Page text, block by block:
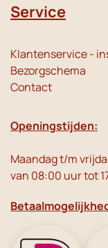
Service
Klantenservice -
Bezorgschema
Contact
Openingstijden:
Maandag t/m
van 08:00 uur tot